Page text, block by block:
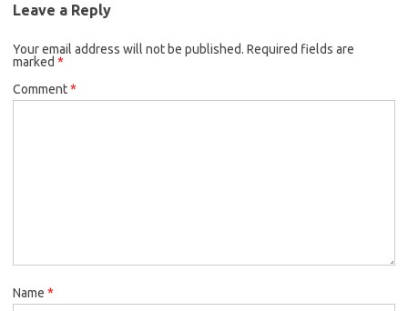
Leave a Reply
Your email address will not be published. Required fields are
marked *
Comment*
Name *